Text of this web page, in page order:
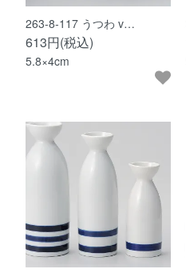
263-8-117 うつわ v…
613円(税込)
5.8×4cm